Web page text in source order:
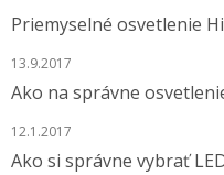
Priemyselné osvetlenie
13.9.2017
Ako na správne
12.1.2017
Ako si správne vybrať